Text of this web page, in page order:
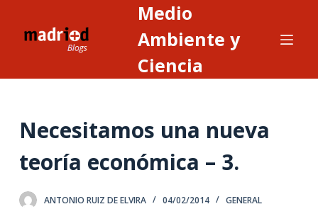
n
Medio
Ambiente y
Ciencia
Necesitamos una nueva
teoría económica – 3.
ANTONIO RUIZ DE ELVIRA 04/02/2014 GENERAL